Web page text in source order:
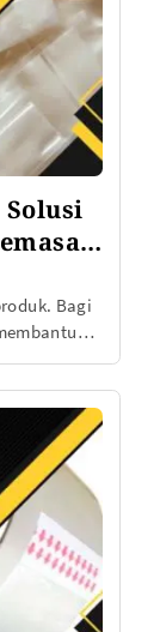
Bagi
kesan
yang
ketika
material